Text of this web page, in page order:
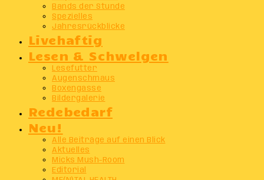
Bands der Stunde
Spezielles
Jahresrückblicke
Livehaftig
Lesen & Schwelgen
Lesefutter
Augenschmaus
Boxengasse
Bildergalerie
Redebedarf
Neu!
Alle Beiträge auf einen Blick
Aktuelles
Micks Mush-Room
Editorial